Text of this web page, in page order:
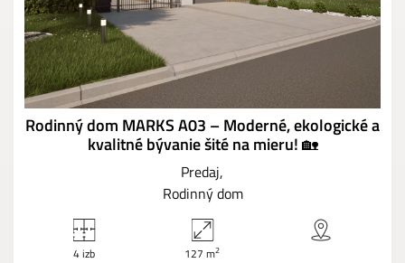
Rodinný dom MARKS A03 – Moderné, ekologické a
kvalitné bývanie šité na mieru! 🏡
Predaj
Rodinný dom
4 izb 127 m2